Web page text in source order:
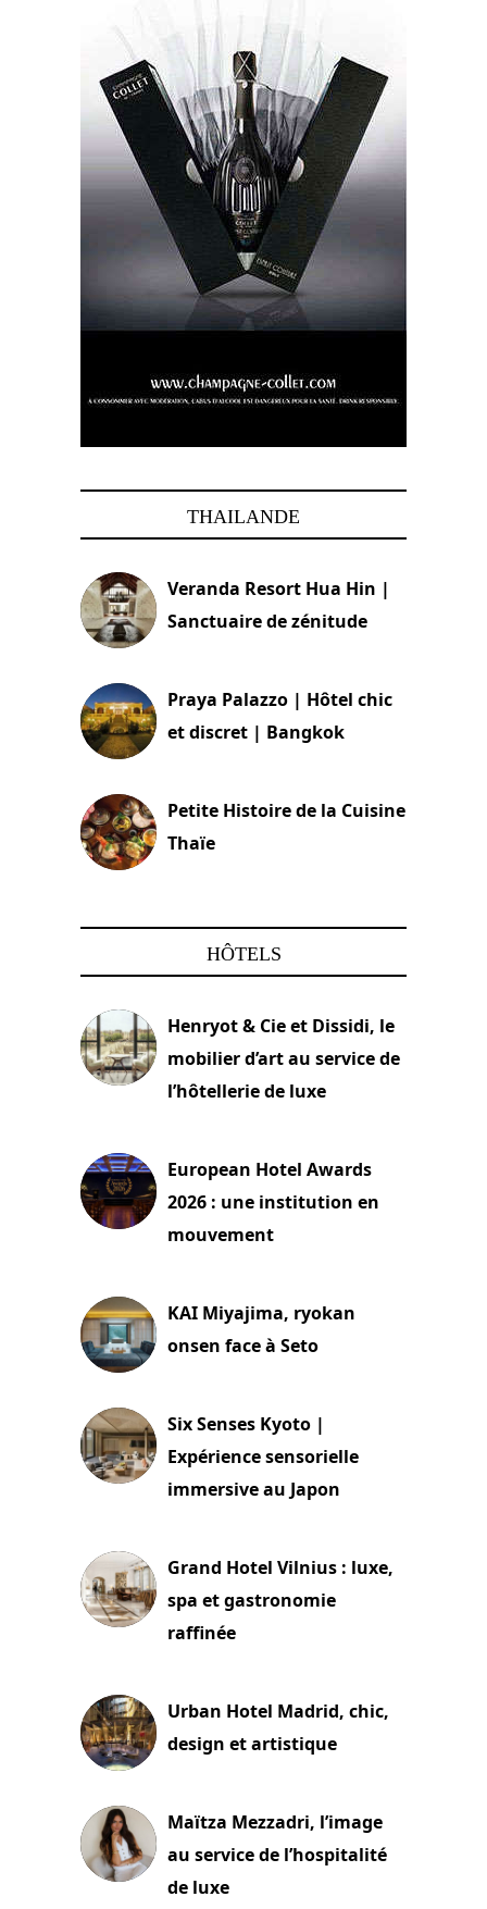
THAILANDE
Veranda Resort Hua Hin |
Sanctuaire de zénitude
Praya Palazzo | Hôtel chic
et discret | Bangkok
Petite Histoire de la Cuisine
Thaïe
HÔTELS
Henryot & Cie et Dissidi, le
mobilier d’art au service de
l’hôtellerie de luxe
European Hotel Awards
2026 : une institution en
mouvement
KAI Miyajima, ryokan
onsen face à Seto
Six Senses Kyoto |
Expérience sensorielle
immersive au Japon
Grand Hotel Vilnius : luxe,
spa et gastronomie
raffinée
Urban Hotel Madrid, chic,
design et artistique
Maïtza Mezzadri, l’image
au service de l’hospitalité
de luxe